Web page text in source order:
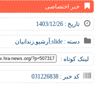
خبر اختصاصی
تاریخ : 1403/12/26
دسته : slide
,آرشیو,زندانیان
لینک کوتاه :
کد خبر : 031226838